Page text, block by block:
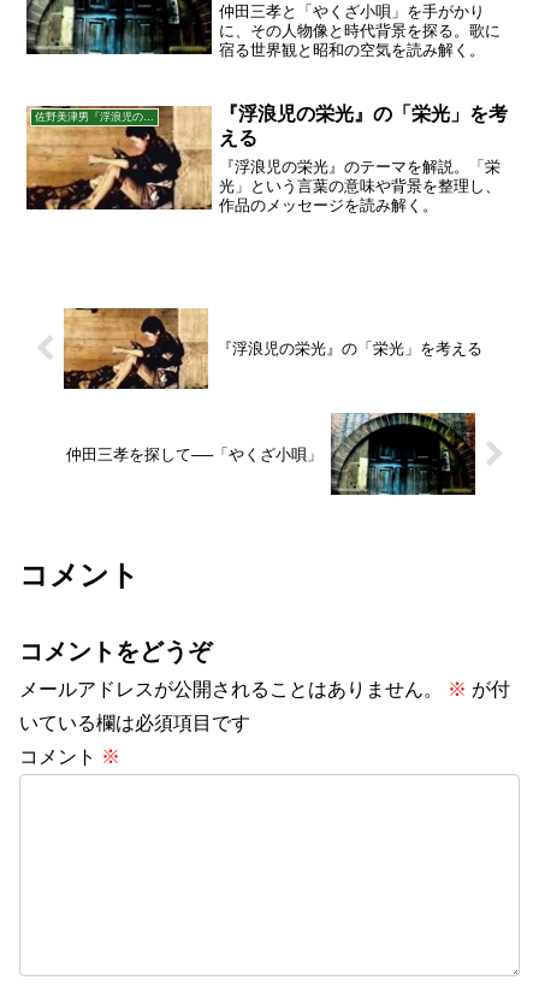
仲田三孝と「やくざ小唄」を手がかり
に、その人物像と時代背景を探る。歌に
宿る世界観と昭和の空気を読み解く。
佐野美津男『浮浪児の栄光』を読む
『浮浪児の栄光』の「栄光」を考
える
『浮浪児の栄光』のテーマを解説。「栄
光」という言葉の意味や背景を整理し、
作品のメッセージを読み解く。
『浮浪児の栄光』の「栄光」を考える
仲田三孝を探して──「やくざ小唄」
コメント
コメントをどうぞ
メールアドレスが公開されることはありません。 ※ が付
いている欄は必須項目です
コメント ※